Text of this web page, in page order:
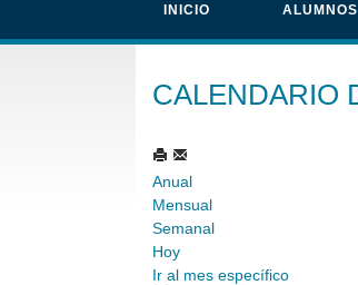
INICIO ALUMNOS
CALENDARIO
Anual
Mensual
Semanal
Hoy
Ir al mes específico